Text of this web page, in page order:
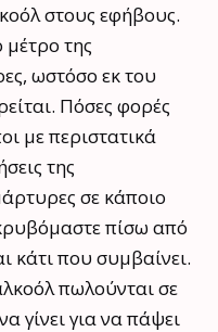
στους εφήβους.
της
ωστόσο εκ του
Πόσες φορές
με περιστατικά
της
σε κάποιο
πίσω από
κάτι που συμβαίνει.
πωλούνται σε
γίνει για να πάψει